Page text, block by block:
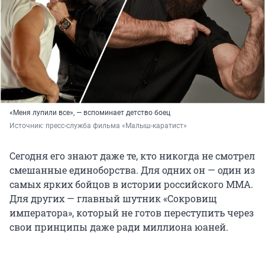
«Меня лупили все», — вспоминает детство боец
Источник: пресс-служба фильма «Малыш-каратист»
Сегодня его знают даже те, кто никогда не смотрел
смешанные единоборства. Для одних он — один из
самых ярких бойцов в истории российского ММА.
Для других — главный шутник «Сокровищ
императора», который не готов переступить через
свои принципы даже ради миллиона юаней.